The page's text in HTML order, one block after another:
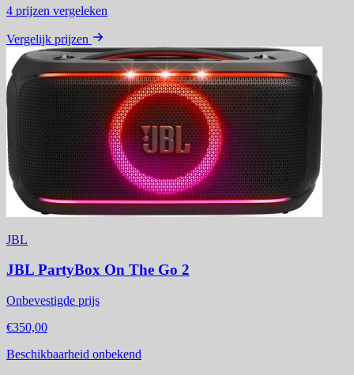
4 prijzen vergeleken
Vergelijk prijzen
JBL
JBL PartyBox On The Go 2
Onbevestigde prijs
€350,00
Beschikbaarheid onbekend